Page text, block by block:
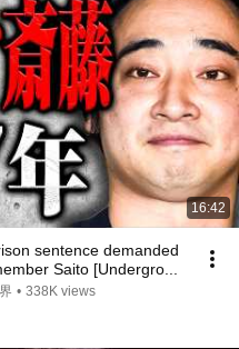
16:42
sentence demanded
Saito [Undergro...
• 338K views